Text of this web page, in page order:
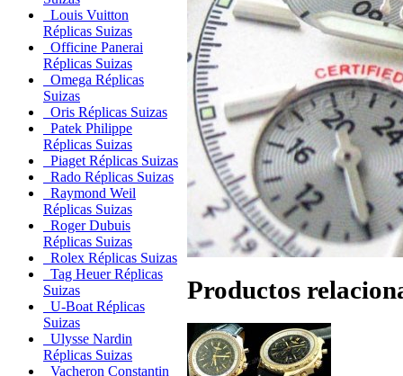
Louis Vuitton
Réplicas Suizas
Officine Panerai
Réplicas Suizas
Omega Réplicas
Suizas
Oris Réplicas Suizas
Patek Philippe
Réplicas Suizas
Piaget Réplicas Suizas
Rado Réplicas Suizas
Raymond Weil
Réplicas Suizas
Roger Dubuis
Réplicas Suizas
Rolex Réplicas Suizas
Tag Heuer Réplicas
Suizas
U-Boat Réplicas
Suizas
Ulysse Nardin
Réplicas Suizas
Vacheron Constantin
Productos